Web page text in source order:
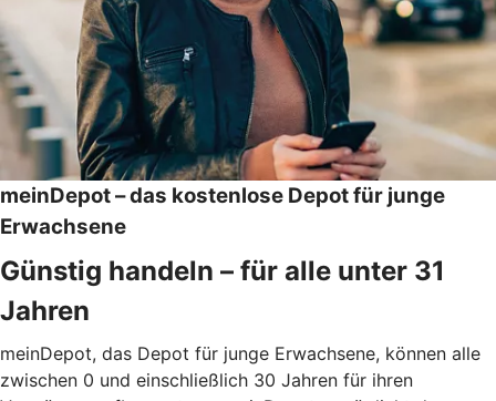
meinDepot – das kostenlose Depot für junge
Erwachsene
Günstig handeln – für alle unter 31
Jahren
meinDepot, das Depot für junge Erwachsene, können alle
zwischen 0 und einschließlich 30 Jahren für ihren